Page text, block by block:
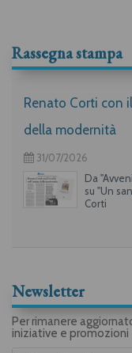
Rassegna stampa
Renato Corti con
della modernità
31/07/2026
Da
su "Un
Corti
Newsletter
Per rimanere
iniziative e promozioni